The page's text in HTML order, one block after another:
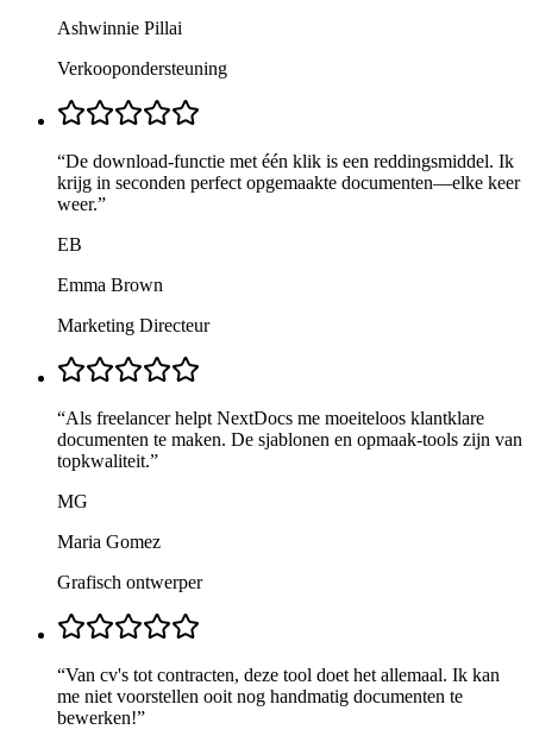
Ashwinnie Pillai
Verkoopondersteuning
“De download-functie met één klik is een reddingsmiddel. Ik
krijg in seconden perfect opgemaakte documenten—elke keer
weer.”
EB
Emma Brown
Marketing Directeur
“Als freelancer helpt NextDocs me moeiteloos klantklare
documenten te maken. De sjablonen en opmaak-tools zijn van
topkwaliteit.”
MG
Maria Gomez
Grafisch ontwerper
“Van cv's tot contracten, deze tool doet het allemaal. Ik kan
me niet voorstellen ooit nog handmatig documenten te
bewerken!”